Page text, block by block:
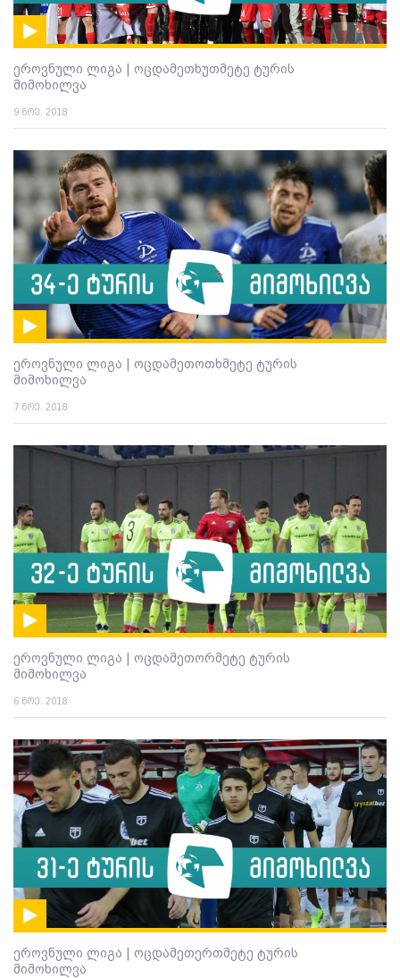
ეროვნული ლიგა | ოცდამეთხუთმეტე ტურის
მიმოხილვა
9 ნოე. 2018
ეროვნული ლიგა | ოცდამეთოთხმეტე ტურის
მიმოხილვა
7 ნოე. 2018
ეროვნული ლიგა | ოცდამეთორმეტე ტურის
მიმოხილვა
6 ნოე. 2018
ეროვნული ლიგა | ოცდამეთერთმეტე ტურის
მიმოხილვა